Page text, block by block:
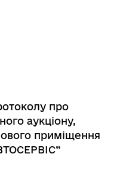
про
аукціону,
приміщення